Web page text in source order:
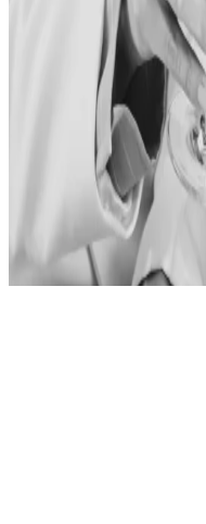
Согласие на
Политика
Условия и положения
Авторские права © 2026,
Забронировать это